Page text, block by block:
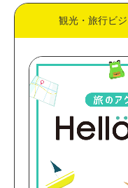
観光・旅行ビ